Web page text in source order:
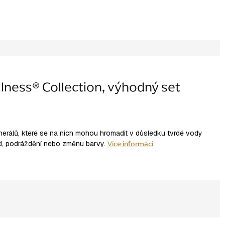
Collection, výhodný set
které se na nich mohou hromadit v důsledku tvrdé vody
podráždění nebo změnu barvy. Více informací